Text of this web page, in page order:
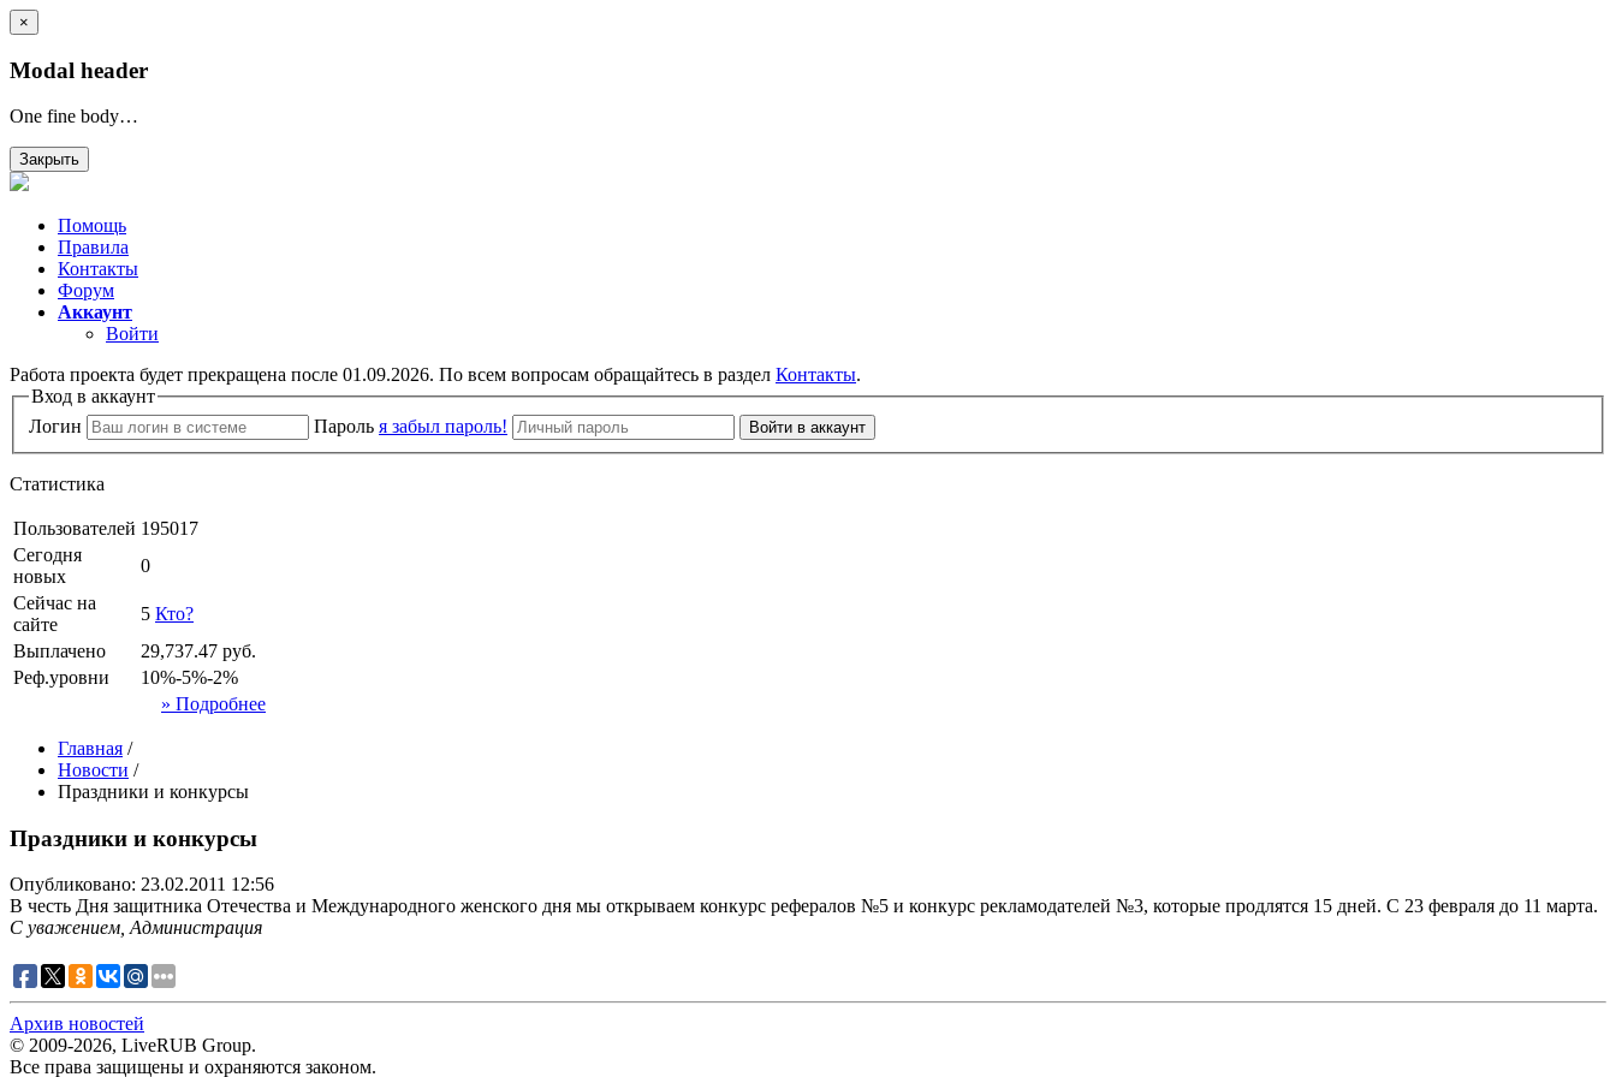
×
Modal header
One fine body…
Закрыть
Помощь
Правила
Контакты
Форум
Аккаунт
Войти
Работа проекта будет прекращена после 01.09.2026. По всем вопросам обращайтесь в раздел Контакты.
Вход в аккаунт
Логин
Пароль я забыл пароль! Войти в аккаунт
Статистика
Пользователей 195017
Сегодня
новых
0
Сейчас на
сайте
5 Кто?
Выплачено
29,737.47 руб.
Реф.уровни
10%-5%-2%
» Подробнее
Главная /
Новости /
Праздники и конкурсы
Праздники и конкурсы
Опубликовано: 23.02.2011 12:56
В честь Дня защитника Отечества и Международного женского дня мы открываем конкурс рефералов №5 и конкурс рекламодателей №3, которые продлятся 15 дней. С 23 февраля до 11 марта.
С уважением, Администрация
Архив новостей
© 2009-2026, LiveRUB Group.
Все права защищены и охраняются законом.